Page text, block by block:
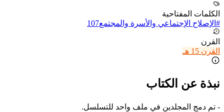
الكلمات المفتاحية
# الإصلاح الإجتماعي والأسرة والمجتمع107
القرن
القرن 15 هـ
نبذة عن الكتاب
- تم دمج المجلدين في ملف واحد للتسلسل.